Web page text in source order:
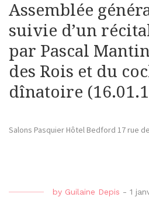
Assemblée
suivie d’un
par Pascal
des Rois et du
dînatoire
Salons Pasquier Hôtel Bedford 17 rue
by Guilaine Depis - 1